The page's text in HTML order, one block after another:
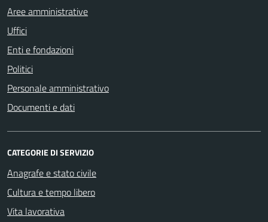
Aree amministrative
Uffici
Enti e fondazioni
Politici
Personale amministrativo
Documenti e dati
CATEGORIE DI SERVIZIO
Anagrafe e stato civile
Cultura e tempo libero
Vita lavorativa